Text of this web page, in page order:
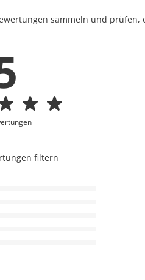
sammeln und
filtern